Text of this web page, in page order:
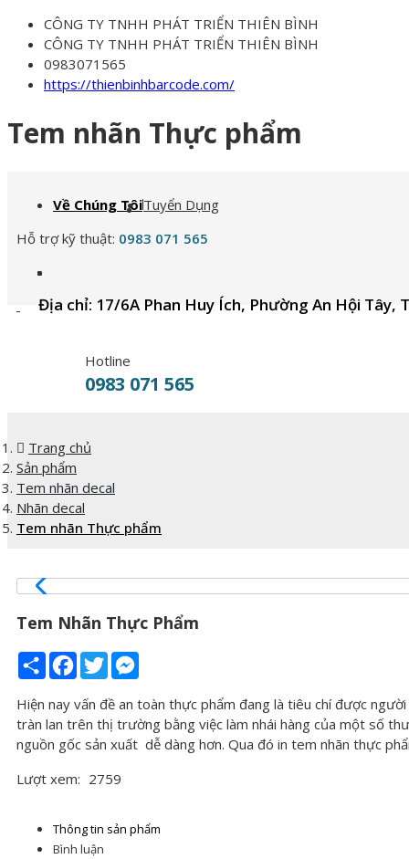
CÔNG TY TNHH PHÁT TRIỂN THIÊN BÌNH
CÔNG TY TNHH PHÁT TRIỂN THIÊN BÌNH
0983071565
https://thienbinhbarcode.com/
Tem nhãn Thực phẩm
Về Chúng TôiTuyển Dụng
Hỗ trợ kỹ thuật: 0983 071 565
Địa chỉ: 17/6A Phan Huy Ích, Phường An Hội Tây,
Hotline
0983 071 565
Trang chủ
Sản phẩm
Tem nhãn decal
Nhãn decal
Tem nhãn Thực phẩm
Tem Nhãn Thực Phẩm
ShareFacebook
Twitter
Hiện nay vấn đề an toàn thực phẩm đang là tiêu chí được
tràn lan trên thị trường bằng việc làm nhái hàng của một số
nguồn gốc sản xuất dễ dàng hơn. Qua đó in tem nhãn thực
Lượt xem: 2759
Thông tin sản phẩm
Bình luận